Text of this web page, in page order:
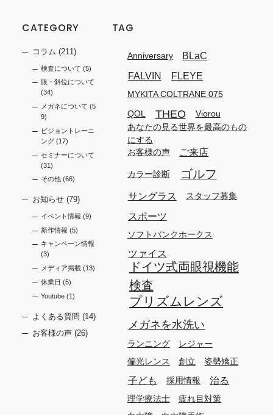
CATEGORY
コラム (211)
検査について (5)
眼・斜位について
(34)
メガネについて (5
9)
ビジョントレーニ
ング(17)
セミナーについて
(31)
その他(66)
お知らせ(79)
イベント情報 (9)
新作情報 (5)
キャンペーン情報
(3)
メディア掲載(13)
休業日 (5)
Youtube(1)
よくある質問 (14)
お客様の声(26)
TAG
Anniversary
BLaC
FALVIN
FLEYE
MYKITA COLTRANE 075
QOL
THEO
Viorou
あなたの見る世界を最高のもの
にする
お客様の声
ご来店
カラー診断 ゴルフ
サングラス スタッフ募集
スポーツ
ソフトバンクホークス
ツァイス
ドイツ式両眼視機能
検査
プリズムレンズ
メガネを水洗い
ランニング
レジャー
偏光レンス
創立 姿勢矯正
子ども 採用情報 治る
理学療法士
疲れ目対策